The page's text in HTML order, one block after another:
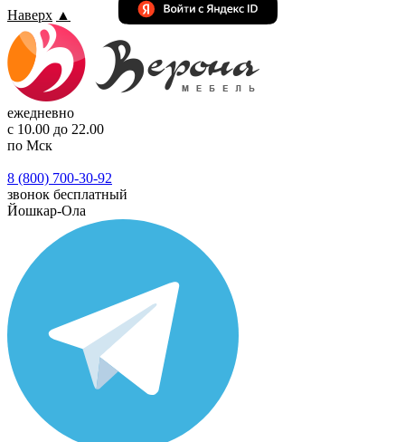
Наверх ▲
ежедневно
с 10.00 до 22.00
по Мск
8 (800) 700-30-92
звонок бесплатный
Йошкар-Ола